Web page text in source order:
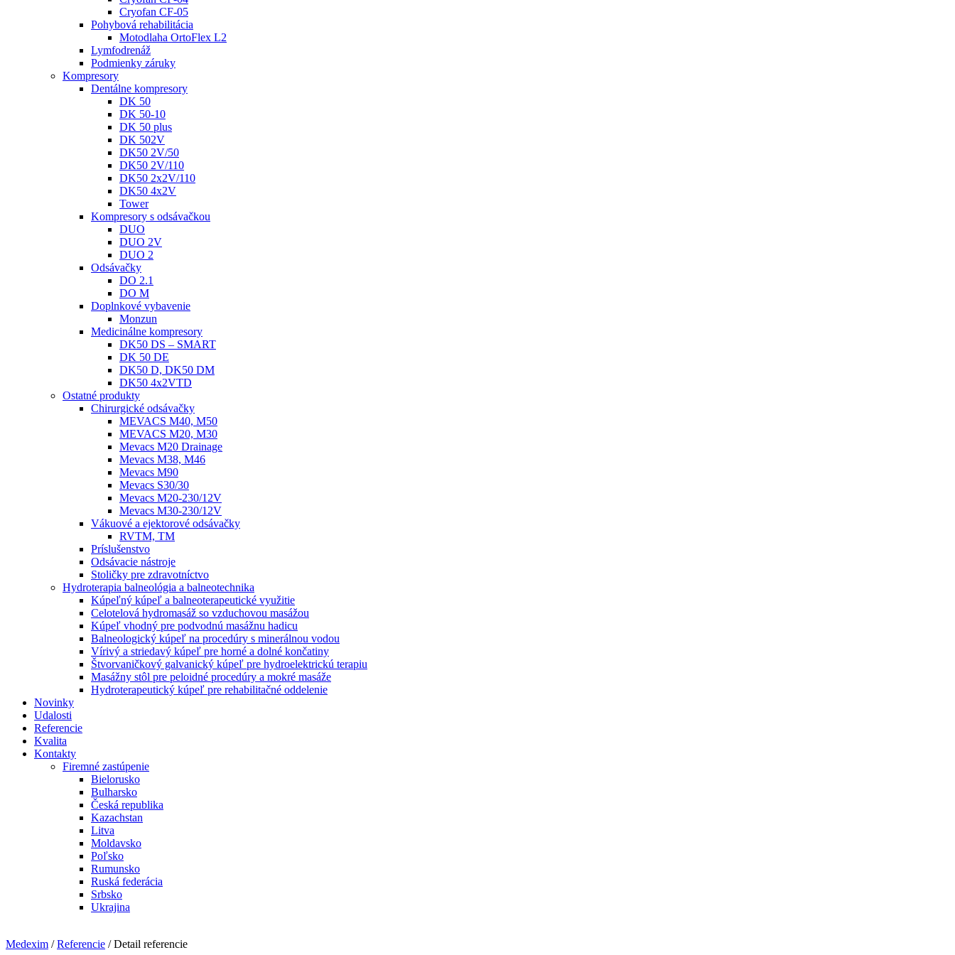
Cryofan CF-05
Pohybová rehabilitácia
Motodlaha OrtoFlex L2
Lymfodrenáž
Podmienky záruky
Kompresory
Dentálne kompresory
DK 50
DK 50-10
DK 50 plus
DK 502V
DK50 2V/50
DK50 2V/110
DK50 2x2V/110
DK50 4x2V
Tower
Kompresory s odsávačkou
DUO
DUO 2V
DUO 2
Odsávačky
DO 2.1
DO M
Doplnkové vybavenie
Monzun
Medicinálne kompresory
DK50 DS – SMART
DK 50 DE
DK50 D, DK50 DM
DK50 4x2VTD
Ostatné produkty
Chirurgické odsávačky
MEVACS M40, M50
MEVACS M20, M30
Mevacs M20 Drainage
Mevacs M38, M46
Mevacs M90
Mevacs S30/30
Mevacs M20-230/12V
Mevacs M30-230/12V
Vákuové a ejektorové odsávačky
RVTM, TM
Príslušenstvo
Odsávacie nástroje
Stoličky pre zdravotníctvo
Hydroterapia balneológia a balneotechnika
Kúpeľný kúpeľ a balneoterapeutické využitie
Celotelová hydromasáž so vzduchovou masážou
Kúpeľ vhodný pre podvodnú masážnu hadicu
Balneologický kúpeľ na procedúry s minerálnou vodou
Vírivý a striedavý kúpeľ pre horné a dolné končatiny
Štvorvaničkový galvanický kúpeľ pre hydroelektrickú terapiu
Masážny stôl pre peloidné procedúry a mokré masáže
Hydroterapeutický kúpeľ pre rehabilitačné oddelenie
Novinky
Udalosti
Referencie
Kvalita
Kontakty
Firemné zastúpenie
Bielorusko
Bulharsko
Česká republika
Kazachstan
Litva
Moldavsko
Poľsko
Rumunsko
Ruská federácia
Srbsko
Ukrajina
Medexim /Referencie / Detail referencie